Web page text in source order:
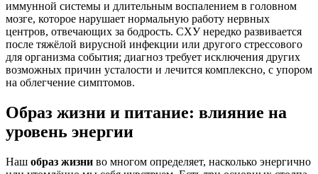
иммунной системы и длительным воспалением в головном
мозге, которое нарушает нормальную работу нервных
центров, отвечающих за бодрость. СХУ нередко развивается
после тяжёлой вирусной инфекции или другого стрессового
для организма события; диагноз требует исключения других
возможных причин усталости и лечится комплексно, с упором
на облегчение симптомов.
Образ жизни и питание: влияние на
уровень энергии
Наш образ жизни во многом определяет, насколько энергично